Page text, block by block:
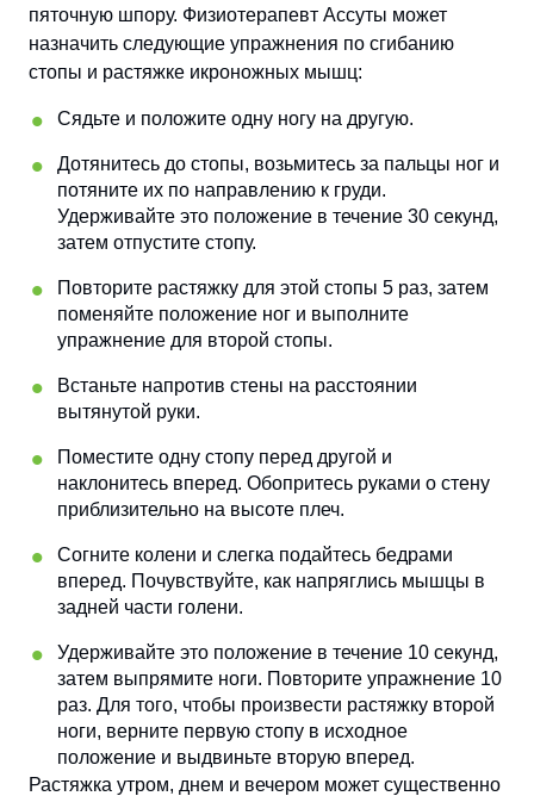
пяточную шпору. Физиотерапевт Ассуты может
назначить следующие упражнения по сгибанию
стопы и растяжке икроножных мышц:
Сядьте и положите одну ногу на другую.
Дотянитесь до стопы, возьмитесь за пальцы ног и
потяните их по направлению к груди.
Удерживайте это положение в течение 30 секунд,
затем отпустите стопу.
Повторите растяжку для этой стопы 5 раз, затем
поменяйте положение ног и выполните
упражнение для второй стопы.
Встаньте напротив стены на расстоянии
вытянутой руки.
Поместите одну стопу перед другой и
наклонитесь вперед. Обопритесь руками о стену
приблизительно на высоте плеч.
Согните колени и слегка подайтесь бедрами
вперед. Почувствуйте, как напряглись мышцы в
задней части голени.
Удерживайте это положение в течение 10 секунд,
затем выпрямите ноги. Повторите упражнение 10
раз. Для того, чтобы произвести растяжку второй
ноги, верните первую стопу в исходное
положение и выдвиньте вторую вперед.
Растяжка утром, днем и вечером может существенно